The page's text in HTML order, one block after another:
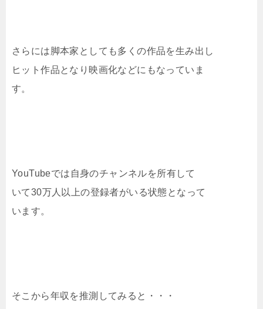
さらには脚本家としても多くの作品を生み出し
ヒット作品となり映画化などにもなっていま
す。
YouTubeでは自身のチャンネルを所有して
いて30万人以上の登録者がいる状態となって
います。
そこから年収を推測してみると・・・